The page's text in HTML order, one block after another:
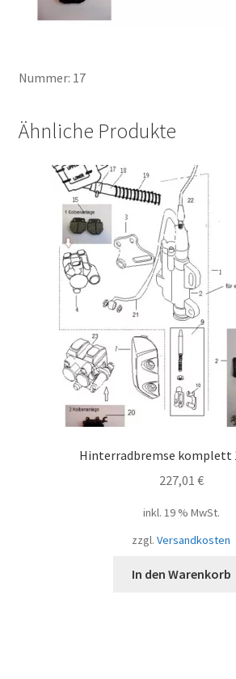
Nummer: 17
Ähnliche Produkte
Hinterradbremse komplett
227,01 €
inkl. 19 % MwSt.
zzgl. Versandkosten
In den Warenkorb